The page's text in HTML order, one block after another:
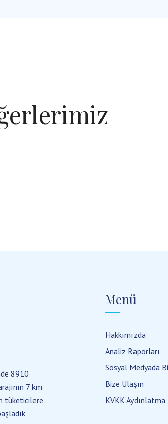
8910
7 km
tüketicilere
Menü
Hakkımızda
Analiz Raporları
Sosyal Medyada
Bize Ulaşın
KVKK